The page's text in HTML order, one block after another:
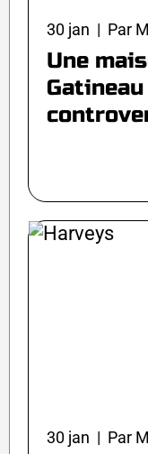
30 jan | Par
Une
30 jan | Par